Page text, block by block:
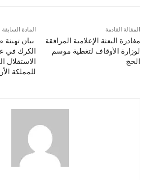
المادة السابقة
بيان تهنئة
الكرك في
الاستقلال
للمملكة
المقالة القادمة
مغادرة البعثة الإعلامية المرافقة
لوزارة الأوقاف لتغطية موسم
الحج